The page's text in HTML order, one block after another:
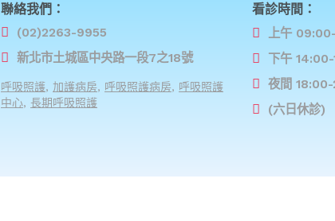
聯絡我們：
(02)2263-9955
新北市土城區中央路一段7之18號
呼吸照護, 加護病房, 呼吸照護病房, 呼吸照護
中心, 長期呼吸照護
看診時間：
上午
下午
夜間
(六日休診)